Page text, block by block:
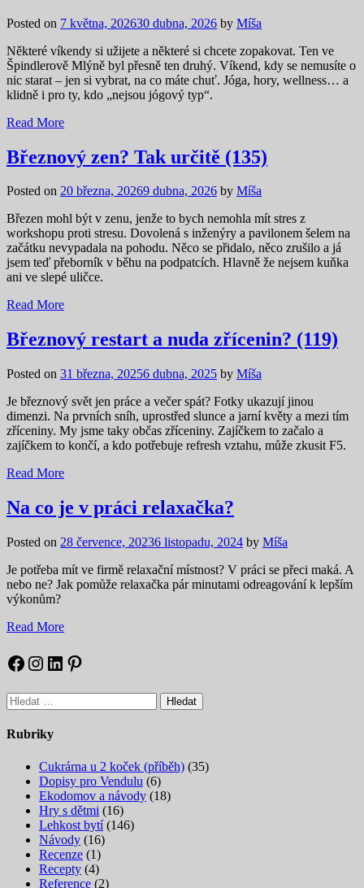
Posted on 7 května, 202630 dubna, 2026 by Míša
Některé víkendy si užijete a některé si chcete zopakovat. Ten ve
Špindlerově Mlýně byl přesně ten druhý. Víkend, kdy se nemusíte o
nic starat – jen si vybrat, na co máte chuť. Jóga, hory, wellness… a
klidně i pro ty, kdo „nejsou jógový typ“.
Read More
Březnový zen? Tak určitě (135)
Posted on 20 března, 20269 dubna, 2026 by Míša
Březen mohl být v zenu, jenže to bych nemohla mít stres z
workshopu proti stresu. Dovolená s inženýry a pavilonem šelem na
začátku nevypadala na pohodu. Něco se přidalo, něco zrušilo a já
jsem teď přeborník v běhu na podpatcích. Hlavně že nejsem kuňka
ani ve slepé uličce.
Read More
Březnový restart a nuda zřícenin? (119)
Posted on 31 března, 20256 dubna, 2025 by Míša
Je březnový svět jen práce a večer spát? Fotky ukazují jinou
dimenzi. Na prvních sníh, uprostřed slunce a jarní květy a mezi tím
zříceniny. My jsme taky občas zříceniny. Zajíčkem to začalo a
zajíčkem to končí, a kdo potřebuje refresh vztahu, může zkusit F5.
Read More
Na co je v práci relaxačka?
Posted on 28 července, 20236 listopadu, 2024 by Míša
Je potřeba mít ve firmě relaxační místnost? V práci se přeci maká. A
nebo ne? Jak pomůže relaxačka pár minutami odreagování k lepším
výkonům?
Read More
Facebook
Instagram
LinkedIn
Pinterest
Vyhledávání
Rubriky
Cukrárna u 2 koček (příběh) (35)
Dopisy pro Vendulu (6)
Ekodomov a návody (18)
Hry s dětmi (16)
Lehkost bytí(146)
Návody (16)
Recenze (1)
Recepty (4)
Reference (2)